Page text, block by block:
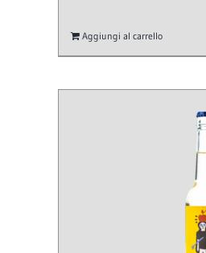
Aggiungi al carrello